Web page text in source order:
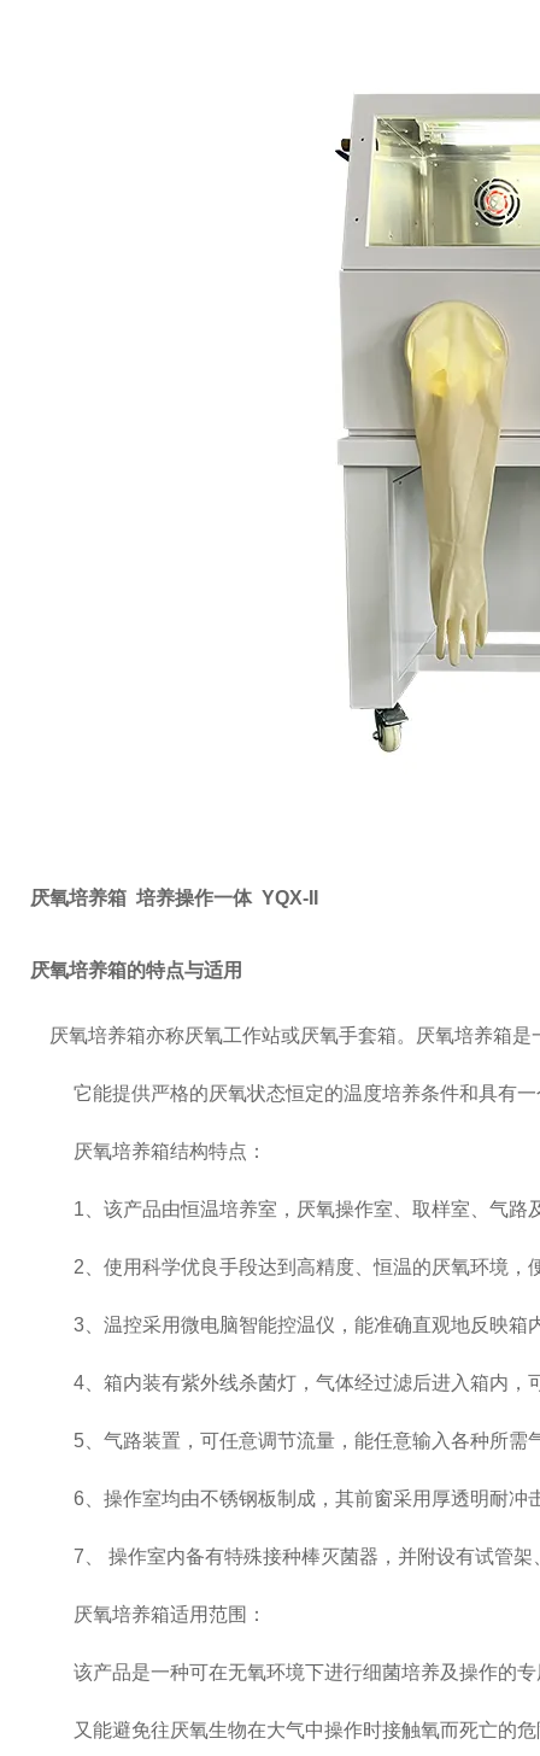
厌氧培养箱 培养操作一体 YQX-II
厌氧培养箱的特点与适用
厌氧培养箱亦称厌氧工作站或厌氧手套箱。厌氧培养箱
它能提供严格的厌氧状态恒定的温度培养条件和具有一
厌氧培养箱结构特点：
1、该产品由恒温培养室，厌氧操作室、取样室、气路
2、使用科学优良手段达到高精度、恒温的厌氧环境，
3、温控采用微电脑智能控温仪，能准确直观地反映箱
4、箱内装有紫外线杀菌灯，气体经过滤后进入箱内，
5、气路装置，可任意调节流量，能任意输入各种所需
6、操作室均由不锈钢板制成，其前窗采用厚透明耐冲
7、 操作室内备有特殊接种棒灭菌器，并附设有试管架
厌氧培养箱适用范围：
该产品是一种可在无氧环境下进行细菌培养及操作的专
又能避免往厌氧生物在大气中操作时接触氧而死亡的危